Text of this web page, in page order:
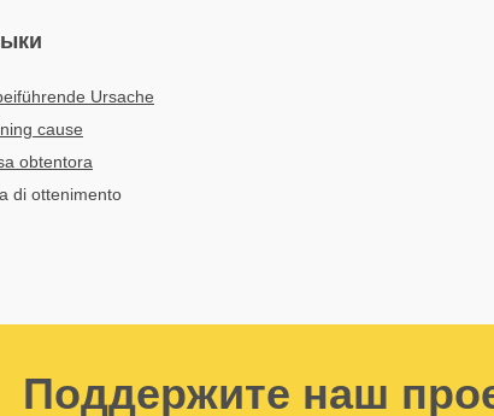
Ursache
cause
obtentora
di ottenimento
Поддержите наш